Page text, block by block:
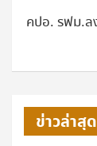
คปอ. รฟม.ล
ข่าวล่าสุด